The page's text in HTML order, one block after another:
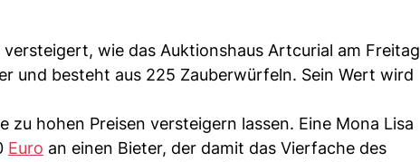
wie das Auktionshaus Artcurial am Freitag
und besteht aus 225 Zauberwürfeln. Sein Wert wird
hohen Preisen versteigern lassen. Eine Mona Lisa
Euro an einen Bieter, der damit das Vierfache des